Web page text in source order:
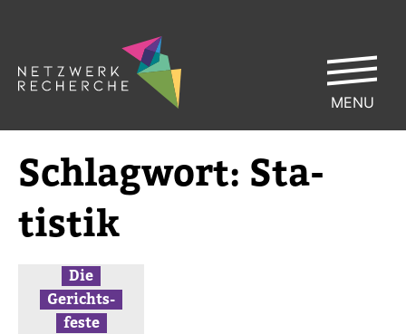
Schlag­wort: Sta­
tistik
Die
Gerichts­
feste
MENU